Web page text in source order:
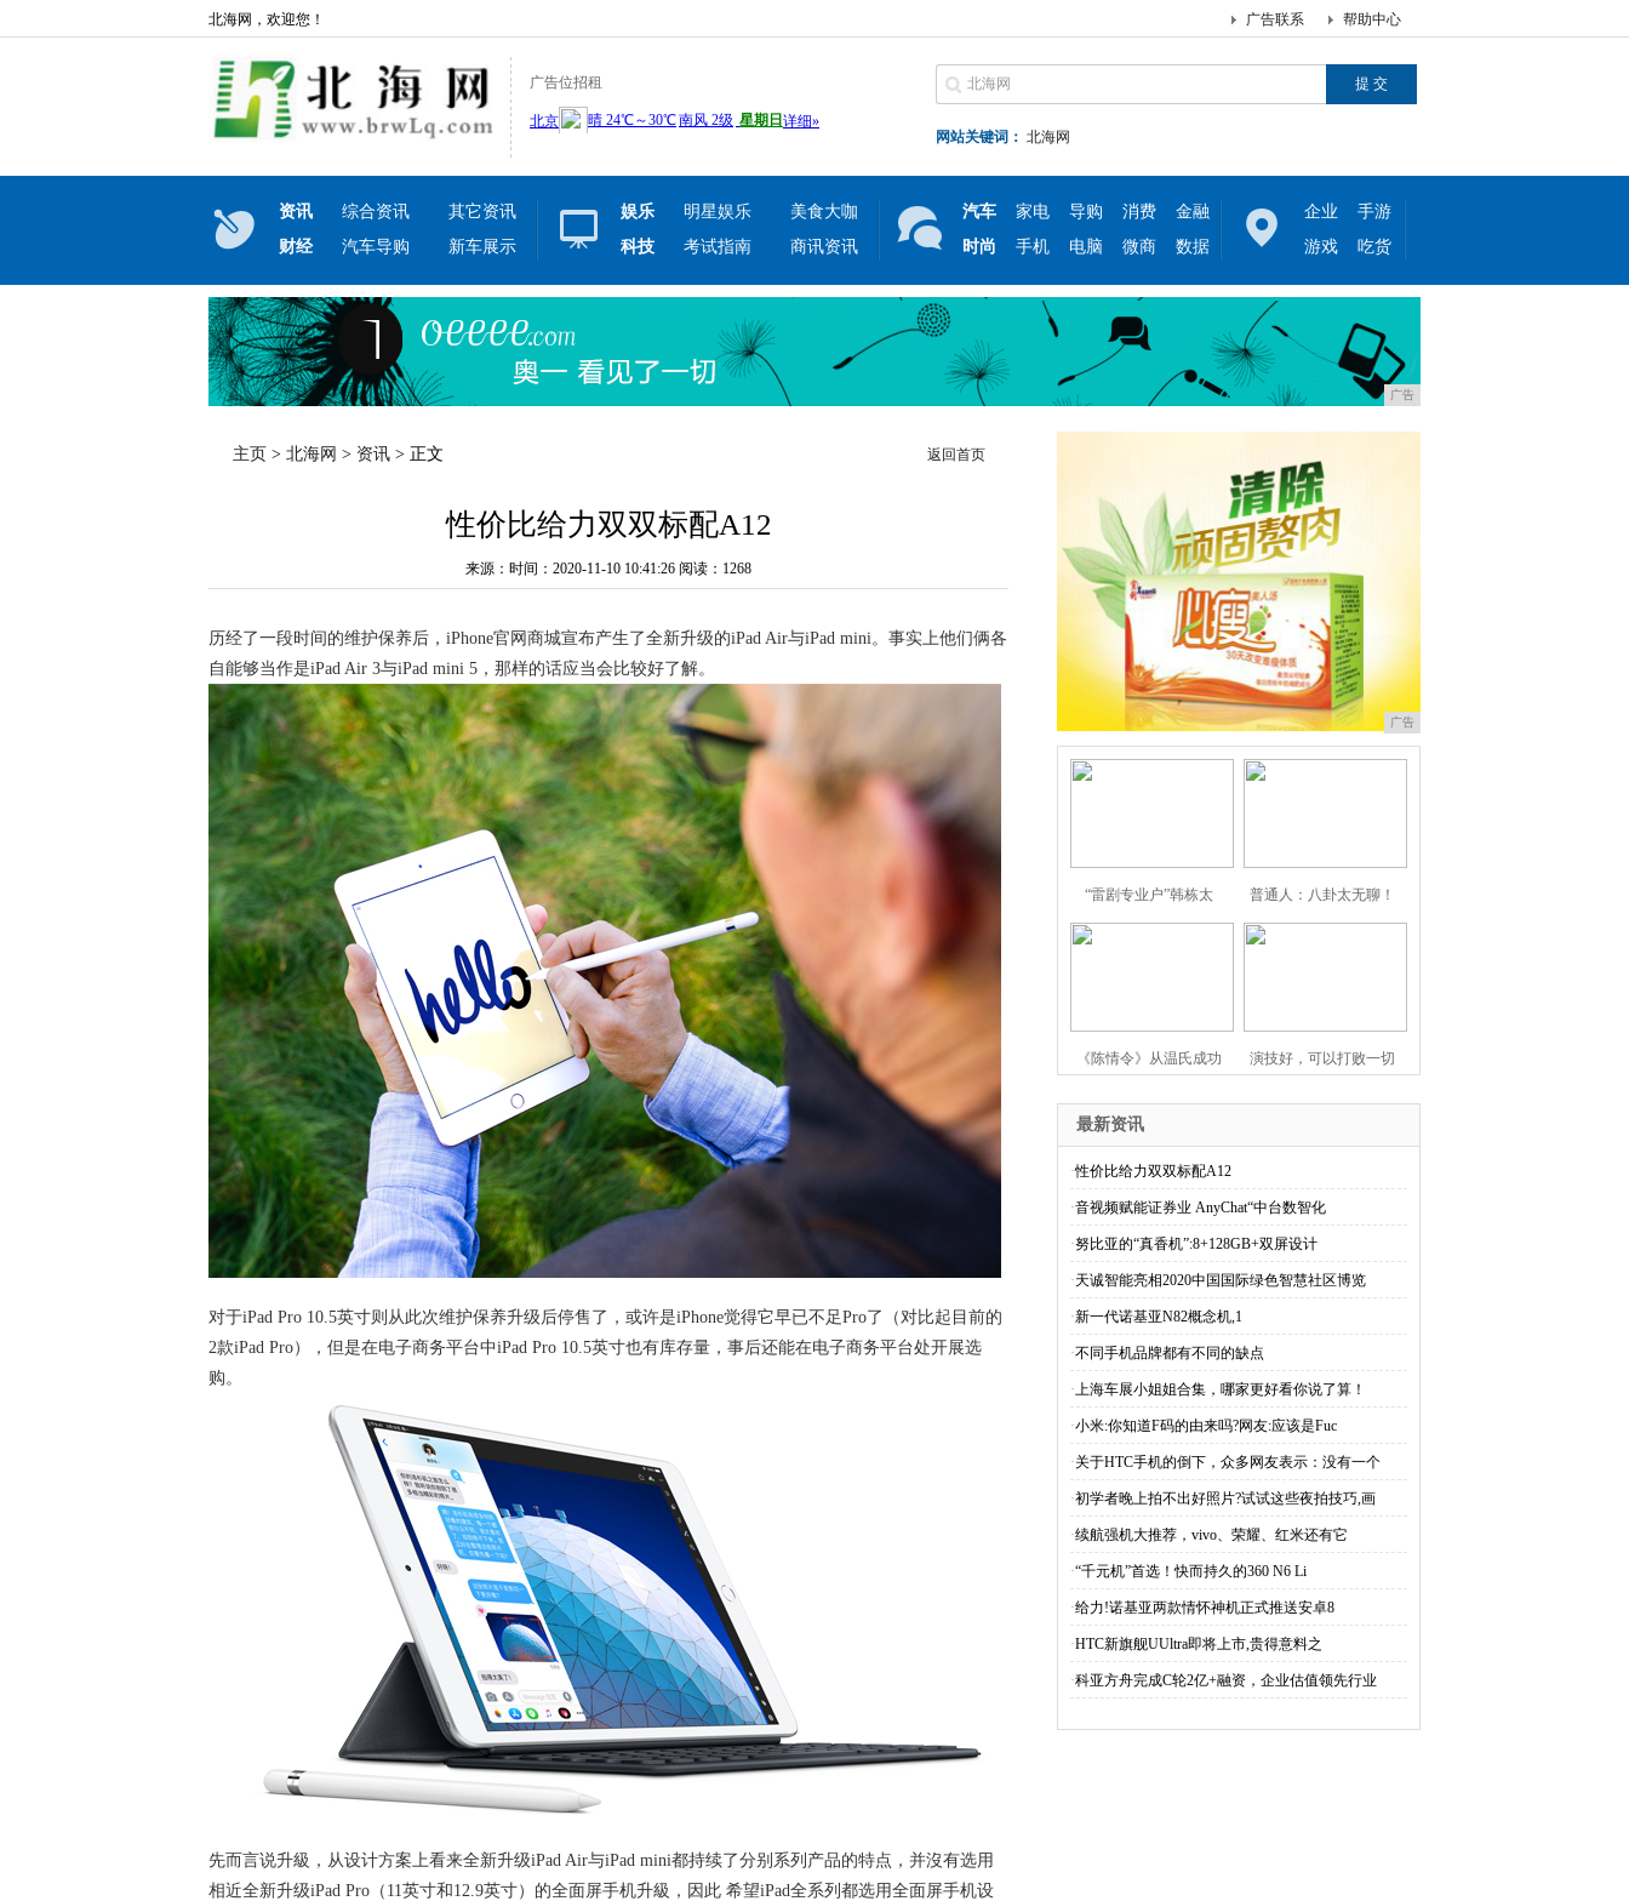
北海网，欢迎您！ 帮助中心
广告联系
广告位招租
网站关键词： 北海网
资讯 综合资讯
其它资讯
财经
汽车导购 新车展示
娱乐 明星娱乐
美食大咖
科技
考试指南 商讯资讯
汽车 家电 导购 消费
金融
时尚
手机 电脑 微商 数据
企业
手游
游戏
吃货
广告
主页 > 北海网 > 资讯 > 正文 返回首页
性价比给力双双标配A12
来源：时间：2020-11-10 10:41:26 阅读：1268
历经了一段时间的维护保养后，iPhone官网商城宣布产生了全新升级的iPad Air与iPad mini。事实上他们俩各
自能够当作是iPad Air 3与iPad mini 5，那样的话应当会比较好了解。
对于iPad Pro 10.5英寸则从此次维护保养升级后停售了，或许是iPhone觉得它早已不足Pro了（对比起目前的
2款iPad Pro），但是在电子商务平台中iPad Pro 10.5英寸也有库存量，事后还能在电子商务平台处开展选
购。
先而言说升級，从设计方案上看来全新升级iPad Air与iPad mini都持续了分别系列产品的特点，并沒有选用
相近全新升级iPad Pro（11英寸和12.9英寸）的全面屏手机升級，因此 希望iPad全系列都选用全面屏手机设
广告
“雷剧专业户”韩栋太 普通人：八卦太无聊！
《陈情令》从温氏成功 演技好，可以打败一切
最新资讯
·性价比给力双双标配A12
·音视频赋能证券业 AnyChat“中台数智化
·努比亚的“真香机”:8+128GB+双屏设计
·天诚智能亮相2020中国国际绿色智慧社区博览
·新一代诺基亚N82概念机,1
·不同手机品牌都有不同的缺点
·上海车展小姐姐合集，哪家更好看你说了算！
·小米:你知道F码的由来吗?网友:应该是Fuc
·关于HTC手机的倒下，众多网友表示：没有一个
·初学者晚上拍不出好照片?试试这些夜拍技巧,画
·续航强机大推荐，vivo、荣耀、红米还有它
·“千元机”首选！快而持久的360 N6 Li
·给力!诺基亚两款情怀神机正式推送安卓8
·HTC新旗舰UUltra即将上市,贵得意料之
·科亚方舟完成C轮2亿+融资，企业估值领先行业